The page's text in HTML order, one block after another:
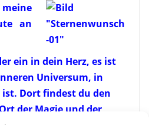
an
ein in dein Herz, es ist
Universum, in
ist. Dort findest du den
der Magie und der